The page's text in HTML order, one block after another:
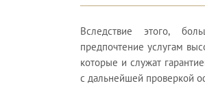
Вследствие этого,
предпочтение услугам
которые и служат
с дальнейшей проверкой